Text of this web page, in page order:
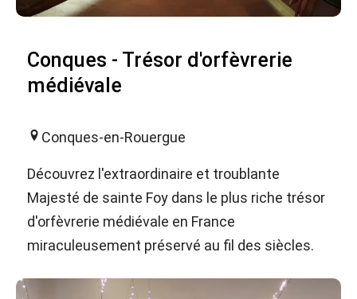
Conques - Trésor d'orfèvrerie
médiévale
Conques-en-Rouergue
Découvrez l'extraordinaire et troublante
Majesté de sainte Foy dans le plus riche trésor
d'orfèvrerie médiévale en France
miraculeusement préservé au fil des siècles.